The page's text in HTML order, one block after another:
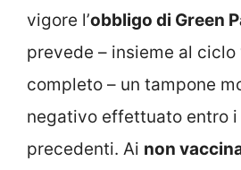
vigore l’obbligo di Green
prevede – insieme al
completo – un tampone
negativo effettuato entro i
precedenti. Ai non